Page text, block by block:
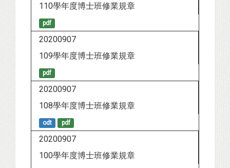
110學年度博士班修業規章
pdf
20200907
109學年度博士班修業規章
pdf
20200907
108學年度博士班修業規章
odt pdf
20200907
100學年度博士班修業規章